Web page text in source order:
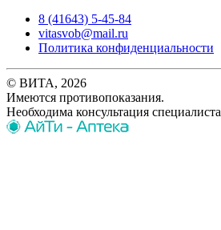
8 (41643) 5-45-84
vitasvob@mail.ru
Политика конфиденциальности
© ВИТА, 2026
Имеются противопоказания.
Необходима консультация специалиста